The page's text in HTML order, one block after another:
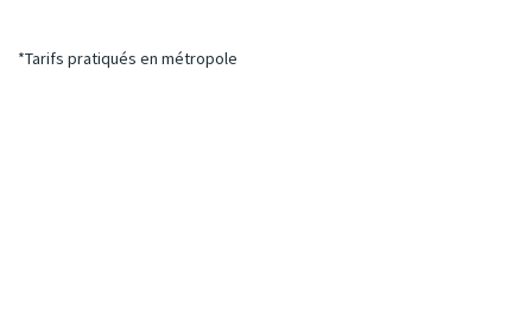
*Tarifs pratiqués en métropole